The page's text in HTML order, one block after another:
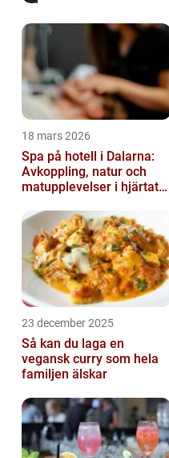
18 mars 2026
Spa på hotell i Dalarna:
Avkoppling, natur och
matupplevelser i hjärtat
23 december 2025
Så kan du laga en
vegansk curry som hela
familjen älskar